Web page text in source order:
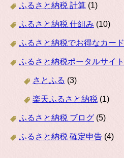
ふるさと納税 計算 (1)
ふるさと納税 仕組み (10)
ふるさと納税でお得なカード
ふるさと納税ポータルサイト
さとふる (3)
楽天ふるさと納税 (1)
ふるさと納税 ブログ (5)
ふるさと納税 確定申告 (4)